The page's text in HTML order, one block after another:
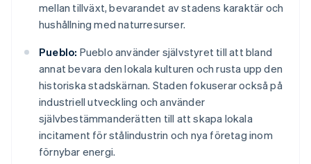
mellan tillväxt, bevarandet av stadens karaktär och
hushållning med naturresurser.
Pueblo: Pueblo använder självstyret till att bland
annat bevara den lokala kulturen och rusta upp den
historiska stadskärnan. Staden fokuserar också på
industriell utveckling och använder
självbestämmanderätten till att skapa lokala
incitament för stålindustrin och nya företag inom
förnybar energi.